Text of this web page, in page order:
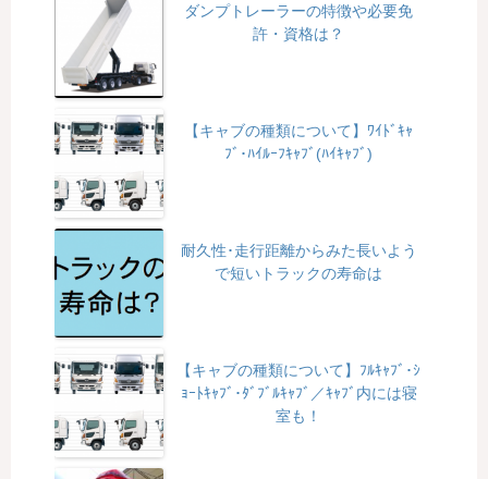
ダンプトレーラーの特徴や必要免
許・資格は？
【キャブの種類について】ﾜｲﾄﾞｷｬ
ﾌﾞ･ﾊｲﾙｰﾌｷｬﾌﾞ(ﾊｲｷｬﾌﾞ)
耐久性･走行距離からみた長いよう
で短いトラックの寿命は
【キャブの種類について】ﾌﾙｷｬﾌﾞ･ｼ
ｮｰﾄｷｬﾌﾞ･ﾀﾞﾌﾞﾙｷｬﾌﾞ／ｷｬﾌﾞ内には寝
室も！